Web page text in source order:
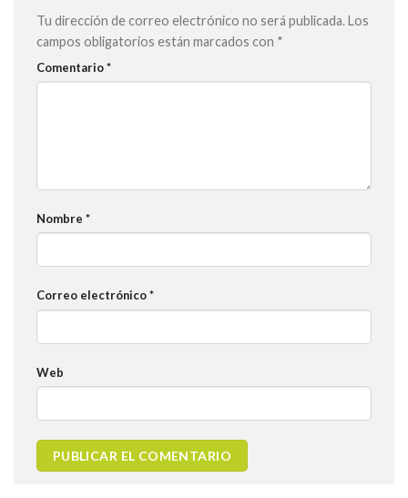
Tu dirección de correo electrónico no será publicada.Los
campos obligatorios están marcados con *
Comentario*
Nombre *
Correo electrónico*
Web